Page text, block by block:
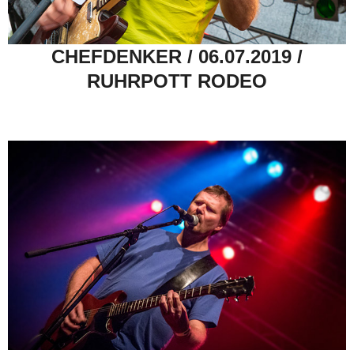
CHEFDENKER / 06.07.2019 /
RUHRPOTT RODEO